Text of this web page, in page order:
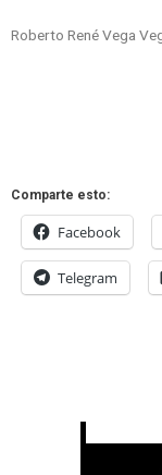
Roberto René Vega
Comparte esto:
Facebook
Telegram